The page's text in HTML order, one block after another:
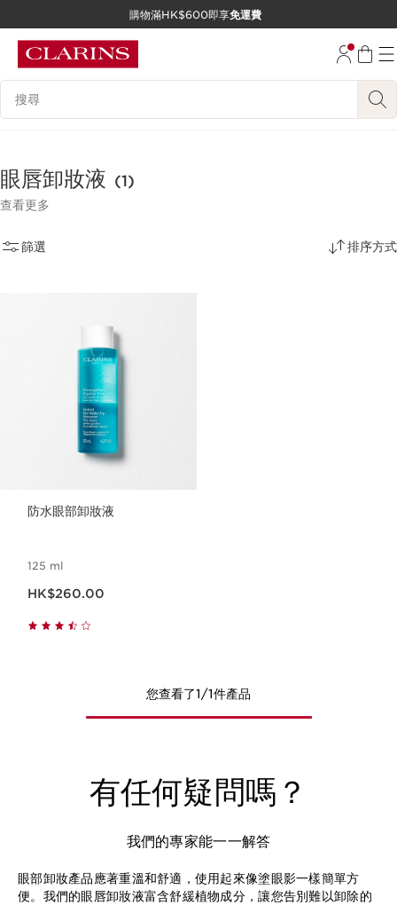
跳至內容
購物滿HK$600即享免運費
搜尋內容說明
眼唇卸妝液 (1)
查看更多
篩選 排序方式
防水眼部卸妝液
125 ml
HK$260.00
您查看了1/1件產品
有任何疑問嗎？
我們的專家能一一解答
眼部卸妝產品應著重溫和舒適，使用起來像塗眼影一樣簡單方
便。我們的眼唇卸妝液富含舒緩植物成分，讓您告別難以卸除的